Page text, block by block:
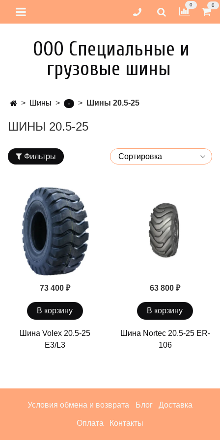
0 0
ООО Специальные и
грузовые шины
Шины - Шины 20.5-25
ШИНЫ 20.5-25
Фильтры
73 400 ₽
В корзину
Шина Volex 20.5-25
E3/L3
63 800 ₽
В корзину
Шина Nortec 20.5-25 ER-
106
Условия обмена и возврата Блог Доставка
Оплата Контакты